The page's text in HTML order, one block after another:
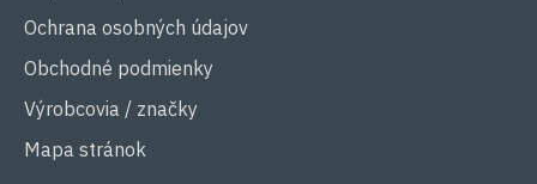
Ochrana osobných údajov
Obchodné podmienky
Výrobcovia / značky
Mapa stránok